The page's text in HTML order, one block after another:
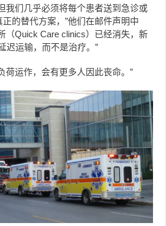
我们几乎必须将每个患者送到急诊或
的替代方案，”他们在邮件声明中
（Quick Care clinics）已经消失，新
迟运输，而不是治疗。”
荷运作，会有更多人因此丧命。”